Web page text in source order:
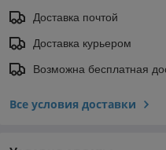
Доставка почтой
Доставка курьером
Возможна бесплатная
Все условия доставки